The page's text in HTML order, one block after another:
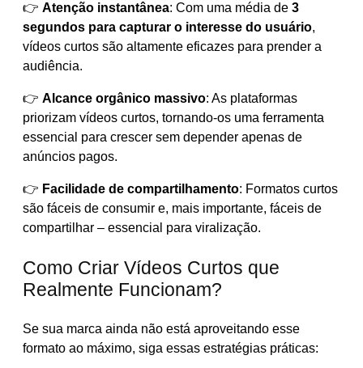
👉 Atenção instantânea: Com uma média de 3
segundos para capturar o interesse do usuário,
vídeos curtos são altamente eficazes para prender a
audiência.
👉 Alcance orgânico massivo: As plataformas
priorizam vídeos curtos, tornando-os uma ferramenta
essencial para crescer sem depender apenas de
anúncios pagos.
👉 Facilidade de compartilhamento: Formatos curtos
são fáceis de consumir e, mais importante, fáceis de
compartilhar – essencial para viralização.
Como Criar Vídeos Curtos que
Realmente Funcionam?
Se sua marca ainda não está aproveitando esse
formato ao máximo, siga essas estratégias práticas: